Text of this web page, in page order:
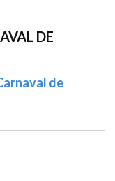
DE
de